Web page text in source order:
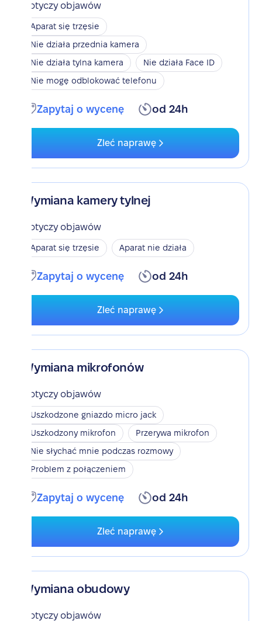
Dotyczy objawów
Aparat się trzęsie
Nie działa przednia kamera
Nie działa tylna kamera
Nie działa Face ID
Nie mogę odblokować telefonu
Zapytaj o wycenę od 24h
Zleć naprawę
Wymiana kamery tylnej
Dotyczy objawów
Aparat się trzęsie Aparat nie działa
Zapytaj o wycenę od 24h
Zleć naprawę
Wymiana mikrofonów
Dotyczy objawów
Uszkodzone gniazdo micro jack
Uszkodzony mikrofon
Przerywa mikrofon
Nie słychać mnie podczas rozmowy
Problem z połączeniem
Zapytaj o wycenę od 24h
Zleć naprawę
Wymiana obudowy
Dotyczy objawów